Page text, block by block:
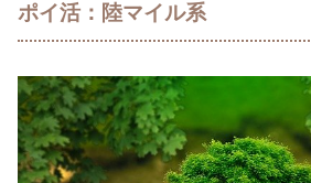
ポイ活：陸マイル系